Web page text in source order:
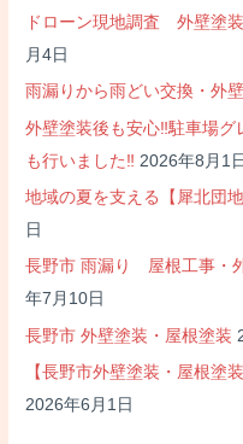
ドローン現地調査 外壁塗
月4日
雨漏りから雨どい交換・外
外壁塗装後も安心‼駐車場
も行いました‼ 2026年8月1
地域の夏を支える【犀北団
日
長野市 雨漏り 屋根工事・
年7月10日
長野市 外壁塗装・屋根塗装
【長野市外壁塗装・屋根塗
2026年6月1日